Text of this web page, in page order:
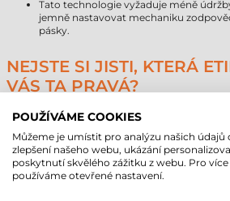
Tato technologie vyžaduje méně
jemně nastavovat mechaniku
pásky.
NEJSTE SI JISTI, KTERÁ
VÁS TA PRAVÁ?
Při výběru vhodného materiálu pro značení
aspektů, od technických parametrů tiskárny
Tezeko 30×15 mm samolepicí etikety na
pro většinu vnitřních aplikací, ale v případě
jsou extrémní teploty nebo vlhkost,
odborníkem pro ověření kompatibility.
POUŽÍVÁME COOKIES
Můžeme je umístit pro analýzu našich údajů
zlepšení našeho webu, ukázání
poskytnutí skvělého zážitku z webu. Pro
používáme otevřené nastavení.